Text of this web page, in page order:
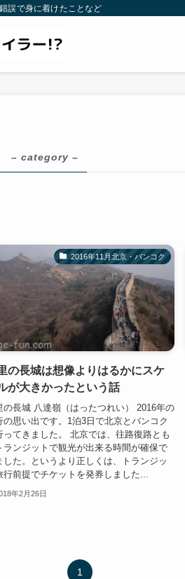
誤で身に着けたことなど
– category –
2016年11月北京・バンコク
の長城は想像よりはるかにスケ
が大きかったという話
の長城 八達嶺（はったつれい） 2016年の
の思い出です。1泊3日で北京とバンコク
ってきました。 北京では、往路復路とも
ランジットで観光が出来る時間が確保で
した。というより正しくは、トランジッ
行前提でチケットを発券しました...
年2月26日
1